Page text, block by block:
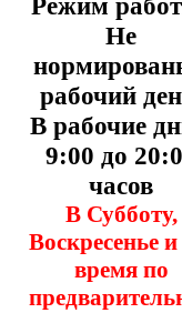
Не
рабочий
В рабочие
9:00 до
часов
В Субботу,
Воскресенье
время по